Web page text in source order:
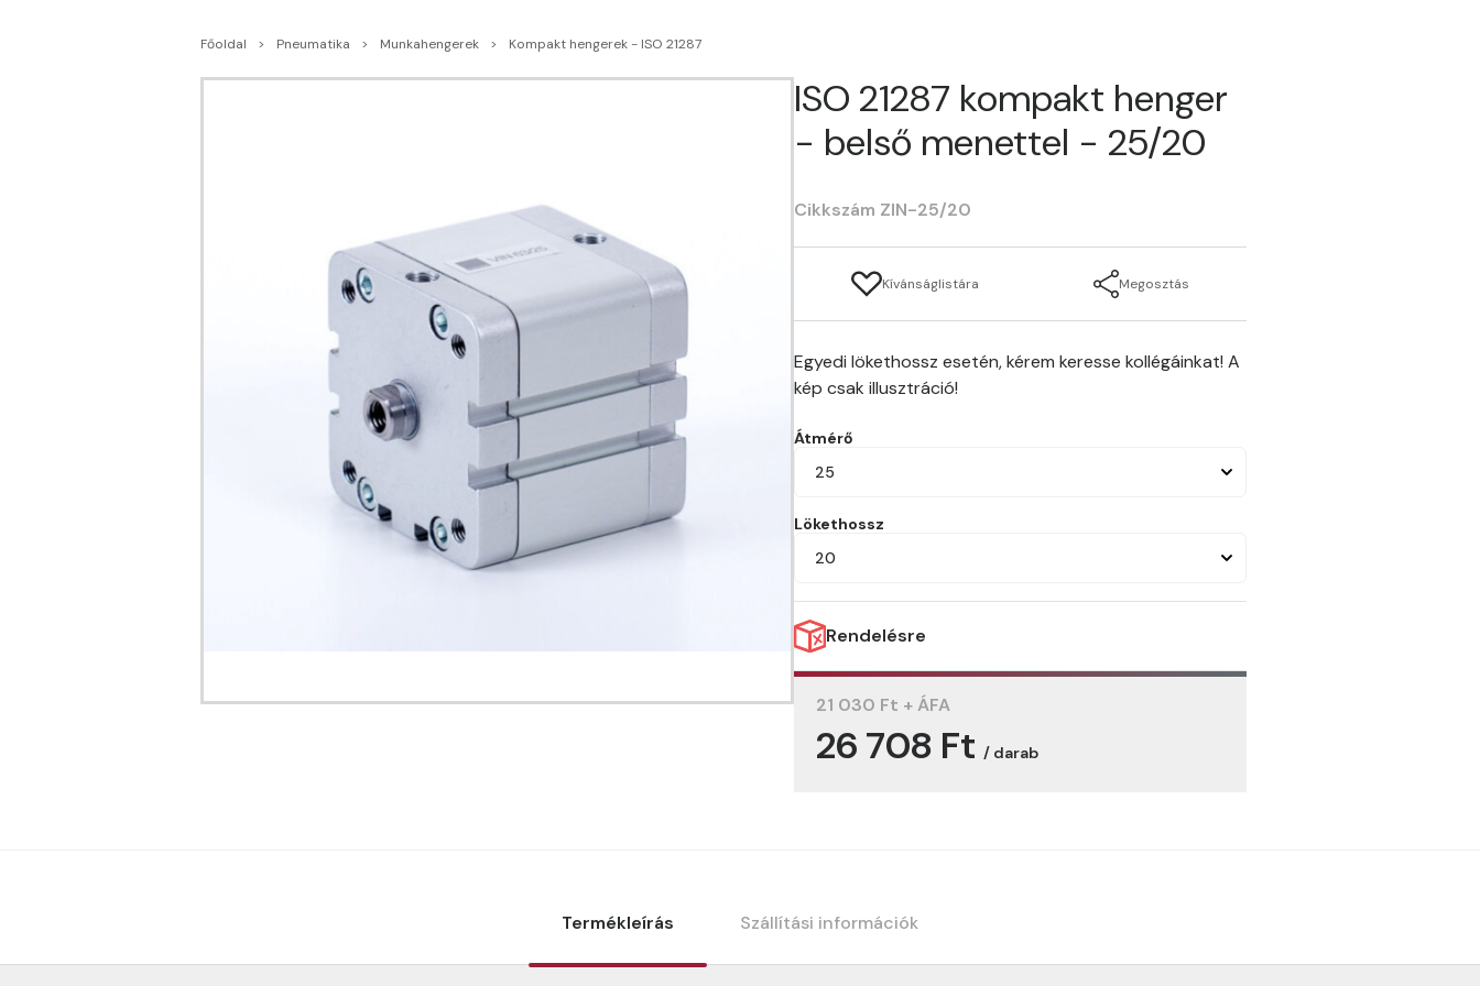
Főoldal Pneumatika Munkahengerek Kompakt hengerek - ISO 21287
ISO 21287 kompakt henger
- belső menettel - 25/20
Cikkszám ZIN-25/20
Kívánságlistára Megosztás
Egyedi lökethossz esetén, kérem keresse kollégáinkat! A
kép csak illusztráció!
Átmérő
25
Lökethossz
20
Rendelésre
21 030 Ft + ÁFA
26 708 Ft / darab
Termékleírás Szállítási információk